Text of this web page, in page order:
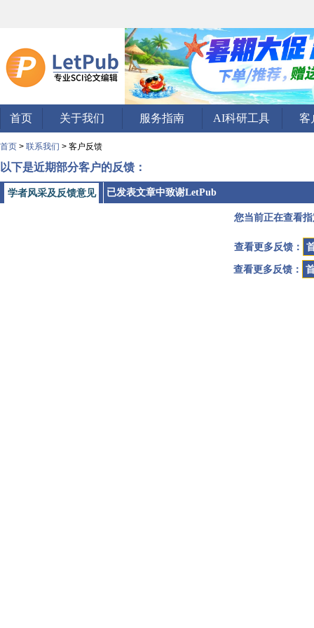
首页 关于我们 服务指南 AI科研工具 客
首页 > 联系我们 > 客户反馈
以下是近期部分客户的反馈：
学者风采及反馈意见 已发表文章中致谢LetPub
您当前正在查看
查看更多反馈：
查看更多反馈：